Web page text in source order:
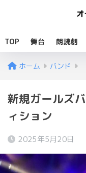
TOP 舞台 朗読劇
ホーム バンド
新規ガールズ
ィション
2025年5月20日